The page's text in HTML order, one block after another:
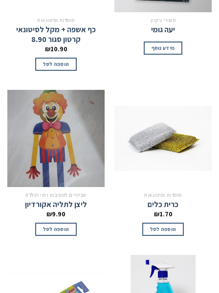
מוצרי ניקיון
יעה גומי
מידע נוסף
מוסדות וסיטונאות
כף אשפה + מקל לסיטונאי
קרטון סגור 8.90
₪10.90
הוספה לסל
מוסדות וסיטונאות
כרית כלים
₪1.70
הוספה לסל
אביזרים למסיבות וימי הולדת
ליצן לתליה אקורדיון
₪9.90
הוספה לסל